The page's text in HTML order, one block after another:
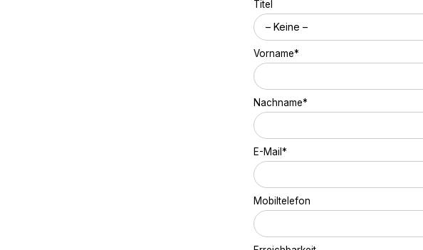
Titel
Vorname*
Nachname*
E-Mail*
Mobiltelefon